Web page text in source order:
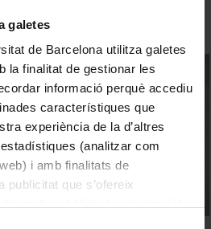
galetes
de Barcelona utilitza galetes
la finalitat de gestionar les
informació perquè accediu
característiques que
experiència de la d’altres
(analitzar com
i amb finalitats de
publicitat que s’ofereix